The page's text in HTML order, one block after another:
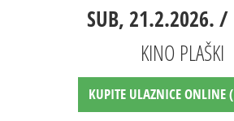
SUB, 21.2.2026. /
KINO PLAŠKI
KUPITE ULAZNICE ONLINE